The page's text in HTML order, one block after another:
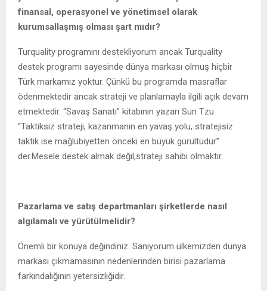
finansal, operasyonel ve yönetimsel olarak
kurumsallaşmış olması şart mıdır?
Turquality programını destekliyorum ancak Turquality
destek programı sayesinde dünya markası olmuş hiçbir
Türk markamız yoktur. Çünkü bu programda masraflar
ödenmektedir ancak strateji ve planlamayla ilgili açık devam
etmektedir. “Savaş Sanatı” kitabının yazarı Sun Tzu
“Taktiksiz strateji, kazanmanın en yavaş yolu, stratejisiz
taktik ise mağlubiyetten önceki en büyük gürültüdür”
der.Mesele destek almak değil,strateji sahibi olmaktır.
Pazarlama ve satış departmanları şirketlerde nasıl
algılamalı ve yürütülmelidir?
Önemli bir konuya değindiniz. Sanıyorum ülkemizden dünya
markası çıkmamasının nedenlerinden birisi pazarlama
farkındalığının yetersizliğidir.